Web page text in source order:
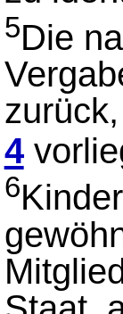
5Die
4
6